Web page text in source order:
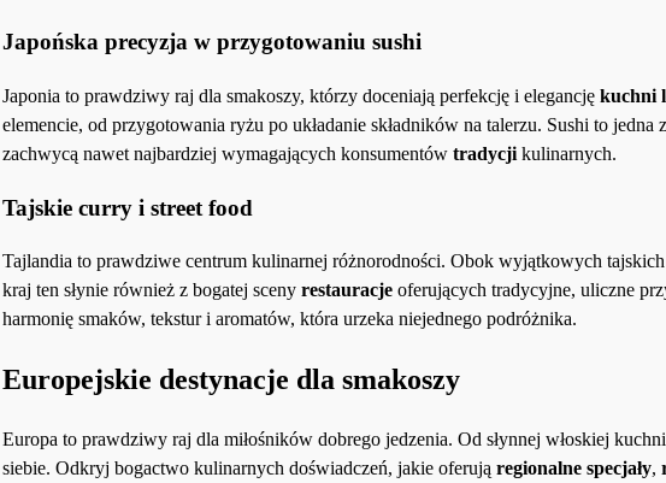
Japońska precyzja w przygotowaniu sushi
Japonia to prawdziwy raj dla smakoszy, którzy doceniają perfekcję i elegancję kuchni
elemencie, od przygotowania ryżu po układanie składników na talerzu. Sushi to
zachwycą nawet najbardziej wymagających konsumentów tradycji kulinarnych.
Tajskie curry i street food
Tajlandia to prawdziwe centrum kulinarnej różnorodności. Obok wyjątkowych
kraj ten słynie również z bogatej sceny restauracje oferujących tradycyjne, uliczne
harmonię smaków, tekstur i aromatów, która urzeka niejednego podróżnika.
Europejskie destynacje dla smakoszy
Europa to prawdziwy raj dla miłośników dobrego jedzenia. Od słynnej włoskiej
siebie. Odkryj bogactwo kulinarnych doświadczeń, jakie oferują regionalne specjały,